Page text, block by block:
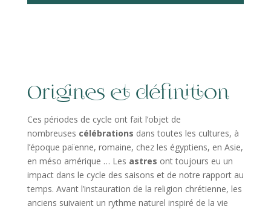
Origines et définition
Ces périodes de cycle ont fait l’objet de
nombreuses célébrations dans toutes les cultures, à
l’époque païenne, romaine, chez les égyptiens, en Asie,
en méso amérique … Les astres ont toujours eu un
impact dans le cycle des saisons et de notre rapport au
temps. Avant l’instauration de la religion chrétienne, les
anciens suivaient un rythme naturel inspiré de la vie